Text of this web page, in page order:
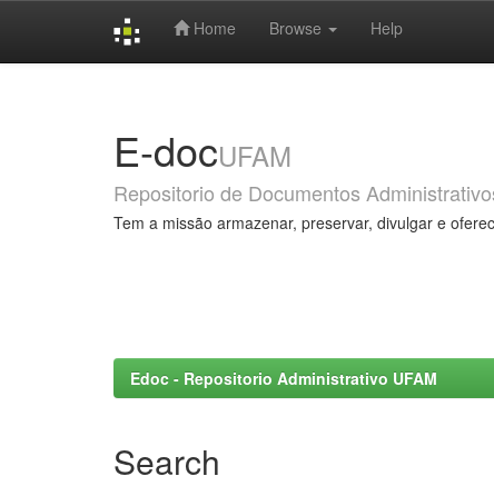
Home Browse Help
E-docUFAM
Repositorio de Documentos
Tem a missão armazenar, preservar, divulgar e
Edoc - Repositorio Administrativo UFAM
Search